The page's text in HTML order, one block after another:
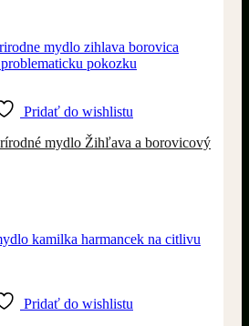
Pridať do wishlistu
mydlo Žihľava a borovicový
Pridať do wishlistu